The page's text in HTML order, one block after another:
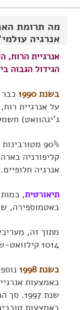
מה תרומת
אנרגיה
אנרגיית הרוח,
הגידול הגבוה
בשנת 1990
ג'יגהוואט)
90%
קליפורניה
אנרגיה חלופיים.
תיאורטית,
באטמוספירה, שווה ל 1016
מתוך זה,
1014 קילוואט-שעה.
בשנת 1998